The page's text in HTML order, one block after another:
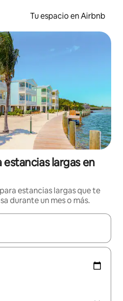
Tu espacio en Airbnb
largas en
estancias largas que te
durante un mes o más.
disponibles, podrás navegar